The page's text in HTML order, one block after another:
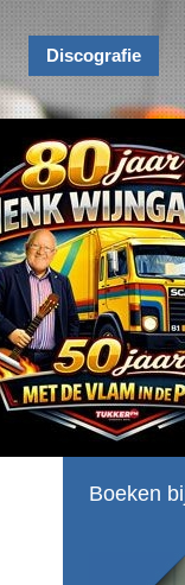
Discografie
Boeken